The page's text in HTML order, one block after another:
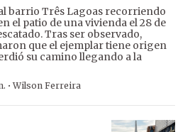
barrio Três Lagoas recorriendo
el patio de una vivienda el 28 de
Tras ser observado,
que el ejemplar tiene origen
su camino llegando a la
·Wilson Ferreira